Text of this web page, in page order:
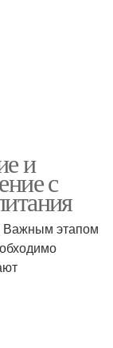
и
с
Важным этапом